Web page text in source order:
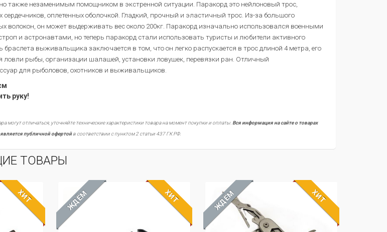
также незаменимым помощником в экстренной ситуации. Паракорд это нейлоновый трос,
сердечников, оплетенных оболочкой. Гладкий, прочный и эластичный трос. Из-за большого
волокон, он может выдерживать вес около 200кг. Паракорд изначально использовался военными
и астронавтами, но теперь паракорд стали использовать туристы и любители активного
браслета выживальщика заключается в том, что он легко распускается в трос длиной 4 метра, его
ловли рыбы, организации шалашей, установки ловушек, перевязки ран. Отличный
для рыболовов, охотников и выживальщиков.
руку!
могут отличаться, уточняйте технические характеристики товара на момент покупки и оплаты. Вся информация на сайте о товарах
публичной офертойв соответствии с пунктом 2 статьи 437 ГК РФ.
ТОВАРЫ
ХИТ ЖДЁМ ХИТ ЖДЁМ ХИТ